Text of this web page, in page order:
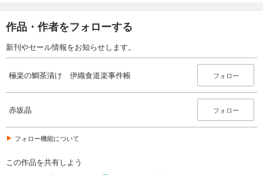
作品・作者をフォローする
新刊やセール情報をお知らせします。
極楽の鯛茶漬け 伊織食道楽事件帳 フォロー
赤坂晶 フォロー
フォロー機能について
この作品を共有しよう